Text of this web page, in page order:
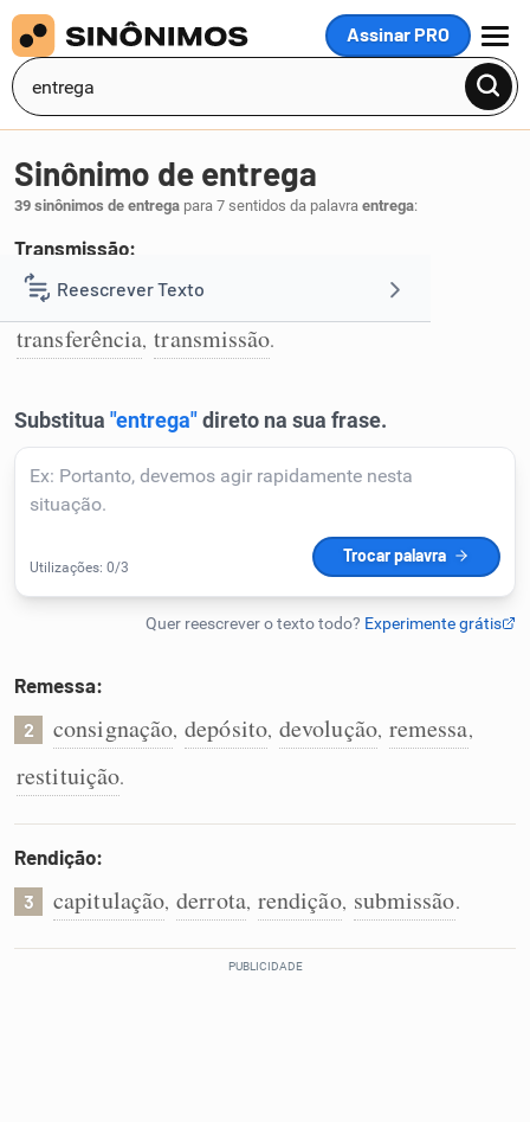
Assinar PRO
MENU
Reescrever Texto
Resumir Texto
Corrigir Texto
Detector de IA
Humanizador de IA
Cata-letras
Conexões
Caça-palavras
Dicionário
Sinônimo de entrega
39 sinônimos de entrega para 7 sentidos da palavra entrega:
Transmissão:
1 concessão,cessão
transferência, transmissão.
Remessa:
2 consignação, depósito, devolução, remessa,
restituição.
Rendição:
3 capitulação, derrota, rendição, submissão.